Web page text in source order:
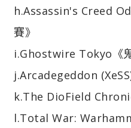
h.Assassin's Creed
賽》
i.Ghostwire Tokyo《
j.Arcadegeddon
k.The DioField
l.Total War: